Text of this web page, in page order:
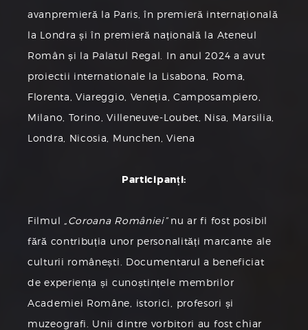
avanpremieră la Paris, în premieră internațională
la Londra și în premieră națională la Ateneul
Român și la Palatul Regal. In anul 2024 a avut
proiectii internationale la Lisabona, Roma,
Florenta, Viareggio, Veneția, Camposampiero,
Milano, Torino, Villeneuve-Loubet, Nisa, Marsilia,
Londra, Nicosia, Munchen, Viena
Participanți:
Filmul „Coroana României”nu ar fi fost posibil
fără contribuția unor personalități marcante ale
culturii românești. Documentarul a beneficiat
de experiența și cunoștințele membrilor
Academiei Române, istorici, profesori și
muzeografi. Unii dintre vorbitori au fost chiar